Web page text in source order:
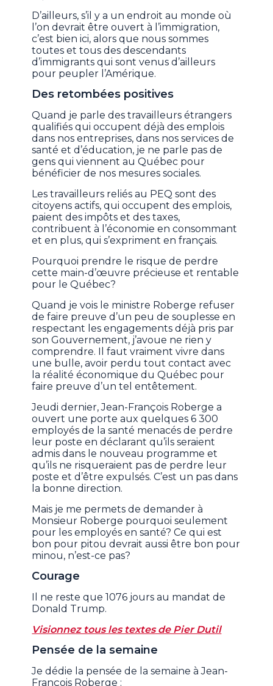
D’ailleurs, s’il y a un endroit au monde où
l’on devrait être ouvert à l’immigration,
c’est bien ici, alors que nous sommes
toutes et tous des descendants
d’immigrants qui sont venus d’ailleurs
pour peupler l’Amérique.
Des retombées positives
Quand je parle des travailleurs étrangers
qualifiés qui occupent déjà des emplois
dans nos entreprises, dans nos services de
santé et d’éducation, je ne parle pas de
gens qui viennent au Québec pour
bénéficier de nos mesures sociales.
Les travailleurs reliés au PEQ sont des
citoyens actifs, qui occupent des emplois,
paient des impôts et des taxes,
contribuent à l’économie en consommant
et en plus, qui s’expriment en français.
Pourquoi prendre le risque de perdre
cette main-d’œuvre précieuse et rentable
pour le Québec?
Quand je vois le ministre Roberge refuser
de faire preuve d’un peu de souplesse en
respectant les engagements déjà pris par
son Gouvernement, j’avoue ne rien y
comprendre. Il faut vraiment vivre dans
une bulle, avoir perdu tout contact avec
la réalité économique du Québec pour
faire preuve d’un tel entêtement.
Jeudi dernier, Jean-François Roberge a
ouvert une porte aux quelques 6 300
employés de la santé menacés de perdre
leur poste en déclarant qu’ils seraient
admis dans le nouveau programme et
qu’ils ne risqueraient pas de perdre leur
poste et d’être expulsés. C’est un pas dans
la bonne direction.
Mais je me permets de demander à
Monsieur Roberge pourquoi seulement
pour les employés en santé? Ce qui est
bon pour pitou devrait aussi être bon pour
minou, n’est-ce pas?
Courage
Il ne reste que 1076 jours au mandat de
Donald Trump.
Visionnez tous les textes de Pier Dutil
Pensée de la semaine
Je dédie la pensée de la semaine à Jean-
François Roberge :